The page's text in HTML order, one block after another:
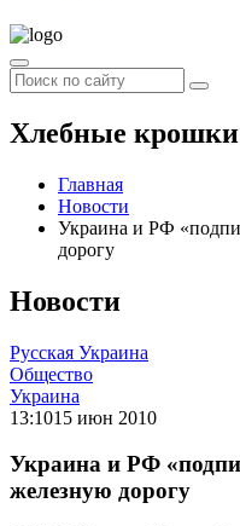
Хлебные крошки
Главная
Новости
Украина и РФ
дорогу
Новости
Русская Украина
Общество
Украина
13:1015 июн 2010
Украина и РФ
железную дорогу